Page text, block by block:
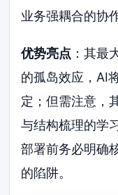
业务强耦合的协
优势亮点 ：其最
的孤岛效应，AI
定；但需注意，
与结构梳理的学
部署前务必明确
的陷阱。